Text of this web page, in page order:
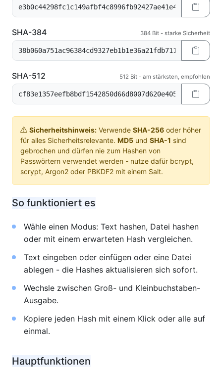
SHA-384 384 Bit - starke Sicherheit
SHA-512 512 Bit - am stärksten, empfohlen
Sicherheitshinweis: Verwende SHA-256 oder höher
für alles Sicherheitsrelevante. MD5 und SHA-1 sind
gebrochen und dürfen nie zum Hashen von
Passwörtern verwendet werden - nutze dafür bcrypt,
scrypt, Argon2 oder PBKDF2 mit einem Salt.
So funktioniert es
Wähle einen Modus: Text hashen, Datei hashen
oder mit einem erwarteten Hash vergleichen.
Text eingeben oder einfügen oder eine Datei
ablegen - die Hashes aktualisieren sich sofort.
Wechsle zwischen Groß- und Kleinbuchstaben-
Ausgabe.
Kopiere jeden Hash mit einem Klick oder alle auf
einmal.
Hauptfunktionen